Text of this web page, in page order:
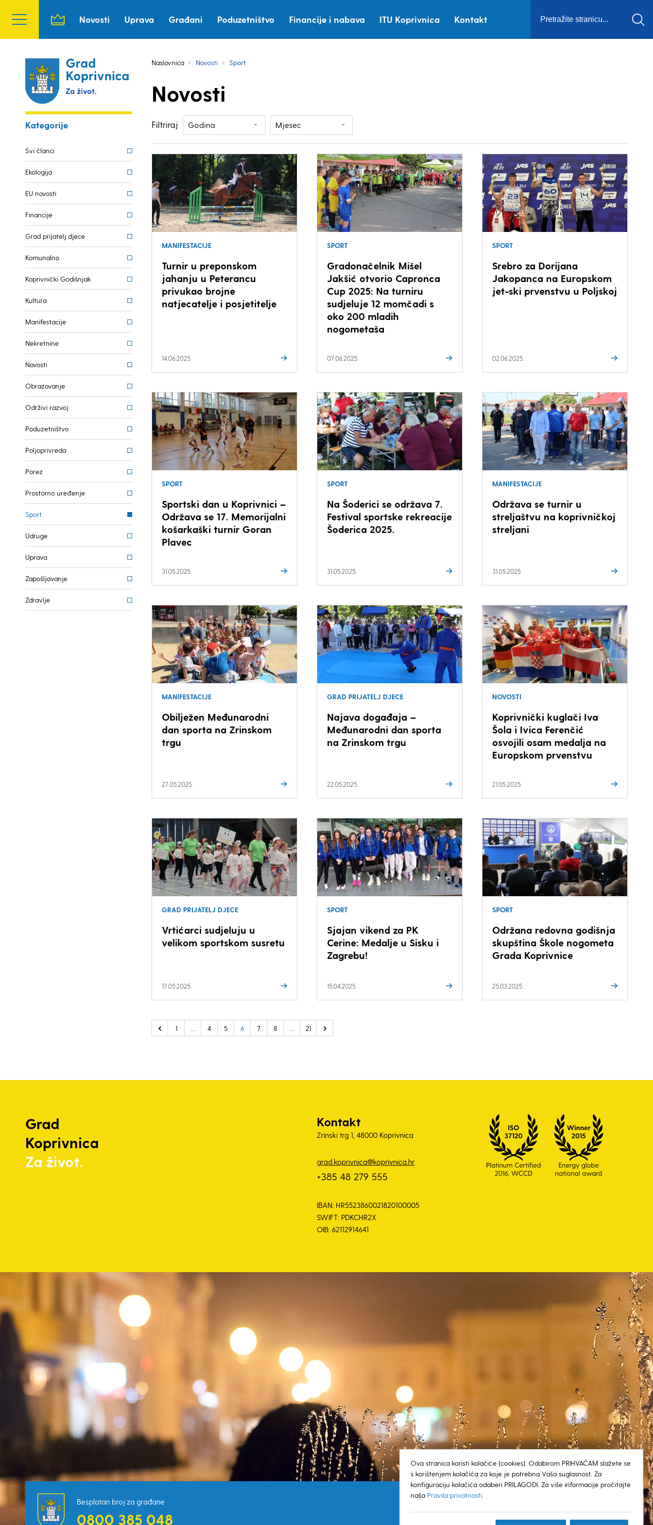
Novosti Uprava Građani Poduzetništvo Financije i nabava ITU Koprivnica Kontakt
Kategorije
Svi članci
Ekologija
EU novosti
Financije
Grad prijatelj djece
Komunalno
Koprivnički Godišnjak
Kultura
Manifestacije
Nekretnine
Novosti
Obrazovanje
Održivi razvoj
Poduzetništvo
Poljoprivreda
Porez
Prostorno uređenje
Sport
Udruge
Uprava
Zapošljavanje
Zdravlje
Naslovnica Novosti Sport
Novosti
Filtriraj Godina Mjesec
MANIFESTACIJE
Turnir u preponskom
jahanju u Peterancu
privukao brojne
natjecatelje i posjetitelje
14.06.2025.
SPORT
Gradonačelnik Mišel
Jakšić otvorio Capronca
Cup 2025: Na turniru
sudjeluje 12 momčadi s
oko 200 mladih
nogometaša
07.06.2025.
SPORT
Srebro za Dorijana
Jakopanca na Europskom
jet-ski prvenstvu u Poljskoj
02.06.2025.
SPORT
Sportski dan u Koprivnici –
Održava se 17. Memorijalni
košarkaški turnir Goran
Plavec
31.05.2025.
SPORT
Na Šoderici se održava 7.
Festival sportske rekreacije
Šoderica 2025.
31.05.2025.
MANIFESTACIJE
Održava se turnir u
streljaštvu na koprivničkoj
streljani
31.05.2025.
MANIFESTACIJE
Obilježen Međunarodni
dan sporta na Zrinskom
trgu
27.05.2025.
GRAD PRIJATELJ DJECE
Najava događaja –
Međunarodni dan sporta
na Zrinskom trgu
22.05.2025.
NOVOSTI
Koprivnički kuglači Iva
Šola i Ivica Ferenčić
osvojili osam medalja na
Europskom prvenstvu
21.05.2025.
GRAD PRIJATELJ DJECE
Vrtićarci sudjeluju u
velikom sportskom susretu
17.05.2025.
SPORT
Sjajan vikend za PK
Cerine: Medalje u Sisku i
Zagrebu!
15.04.2025.
SPORT
Održana redovna godišnja
skupština Škole nogometa
Grada Koprivnice
25.03.2025.
1 4 5 6 7 8 21
Grad
Koprivnica
Za život.
Kontakt
Zrinski trg 1, 48000 Koprivnica
grad.koprivnica@koprivnica.hr
+385 48 279 555
IBAN: HR5523860021820100005
SWIFT: PDKCHR2X
OIB: 62112914641
Besplatan broj za građane
0800 385 048 © GRAD KOPRIVNICA
Ova stranica koristi kolačiće (cookies). Odabirom PRIHVAĆAM slažete se
s korištenjem kolačića za koje je potrebna Vaša suglasnost. Za
konfiguraciju kolačića odaberi PRILAGODI. Za više informacije pročitajte
naša Pravila privatnosti